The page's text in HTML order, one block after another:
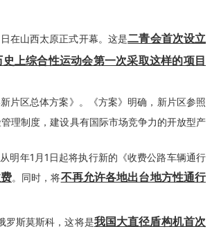
在山西太原正式开幕。这是二青会首次设立
上综合性运动会第一次采取这样的项目
片区总体方案》。《方案》明确，新片区参照
理制度，建设具有国际市场竞争力的开放型产
明年1月1日起将执行新的《收费公路车辆通行
。同时，将不再允许各地出台地方性通行
罗斯莫斯科，这将是我国大直径盾构机首次